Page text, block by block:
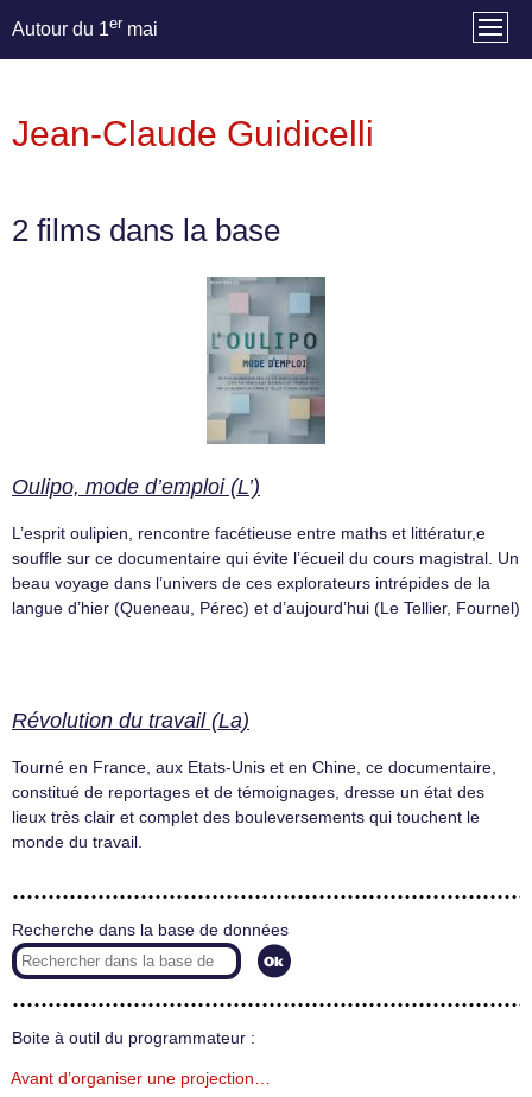
Autour du 1er mai
Jean-Claude Guidicelli
2 films dans la base
Oulipo, mode d’emploi (L’)
L’esprit oulipien, rencontre facétieuse entre maths et littératur,e
souffle sur ce documentaire qui évite l’écueil du cours magistral. Un
beau voyage dans l’univers de ces explorateurs intrépides de la
langue d’hier (Queneau, Pérec) et d’aujourd’hui (Le Tellier, Fournel)
Révolution du travail (La)
Tourné en France, aux Etats-Unis et en Chine, ce documentaire,
constitué de reportages et de témoignages, dresse un état des
lieux très clair et complet des bouleversements qui touchent le
monde du travail.
Recherche dans la base de données
Boite à outil du programmateur :
Avant d’organiser une projection…